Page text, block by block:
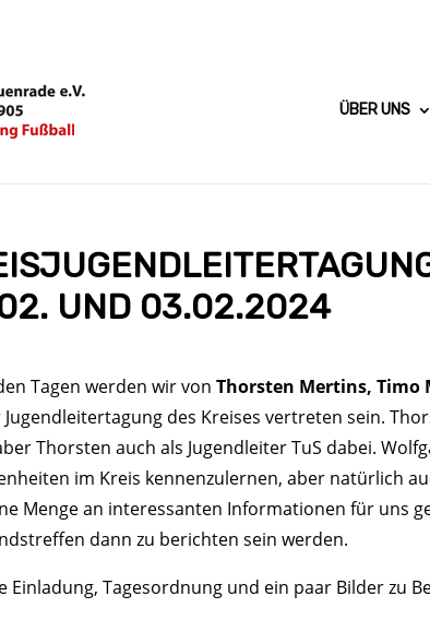
ÜBER UNS
UND 03.02.2024
Tagen werden wir vonThorsten Mertins, Timo
Jugendleitertagung des Kreises vertreten sein.
Thorsten auch als Jugendleiter TuS dabei.
im Kreis kennenzulernen, aber natürlich
Menge an interessanten Informationen für uns
dann zu berichten sein werden.
Einladung, Tagesordnung und ein paar Bilder zu